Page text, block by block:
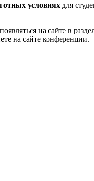
условиях для
на сайте в
на сайте конференции.